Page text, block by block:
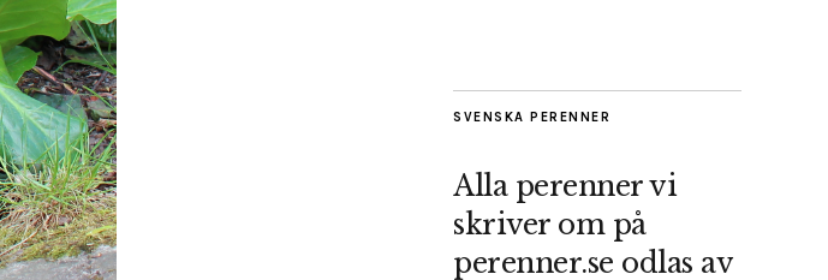
SVENSKA PERENNER
Alla perenner vi
skriver om på
perenner.se odlas av